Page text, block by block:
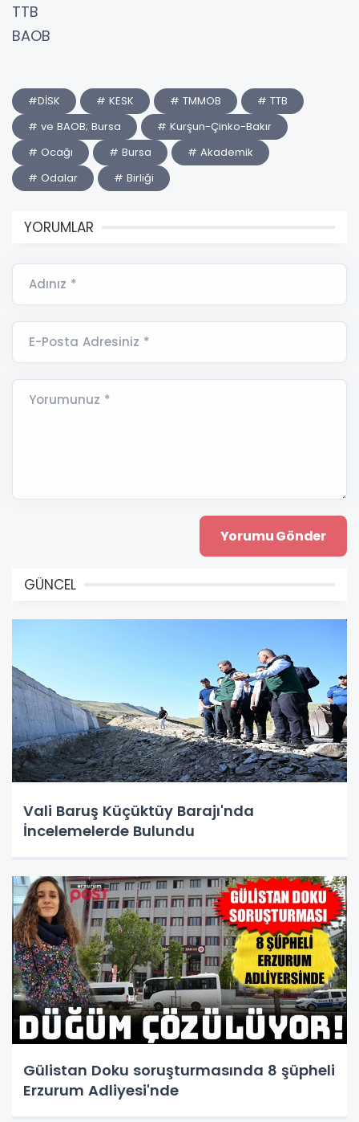
TTB
BAOB
#DİSK # KESK # TMMOB
# TTB
# ve BAOB; Bursa
# Kurşun-Çinko-Bakır
# Ocağı
# Bursa
# Akademik
# Odalar
# Birliği
YORUMLAR
Adınız *
E-Posta Adresiniz *
Yorumunuz *
GÜNCEL
Vali Baruş Küçüktüy Barajı'nda
İncelemelerde Bulundu
Gülistan Doku soruşturmasında 8 şüpheli
Erzurum Adliyesi'nde